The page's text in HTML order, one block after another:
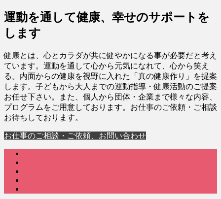
運動を通して健康、幸せのサポートを
します
健康とは、心とカラダが共に健やかになる事が必要だと考え
ています。運動を通して心から元気になれて、心から笑え
る。内面からの健康を視野に入れた「真の健康作り」を提案
します。子どもから大人までの運動指導・健康活動のご提案
お任せ下さい。また、個人から団体・企業まで様々な内容、
プログラムをご用意しております。お仕事のご依頼・ご相談
お待ちしております。
お仕事のご相談・ご依頼、お問い合わせ